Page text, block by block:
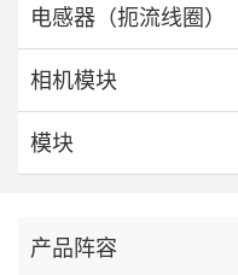
电感器（扼流线圈）
相机模块
模块
产品阵容